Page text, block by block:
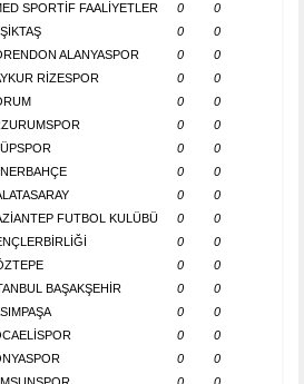
SPORTİF FAALİYETLER 0
0
0
0
ALANYASPOR 0
0
RİZESPOR 0
0
0
0
0
0
0
0
0
0
0
0
FUTBOL KULÜBÜ 0
0
0
0
0
0
BAŞAKŞEHİR 0
0
0
0
0
0
0
0